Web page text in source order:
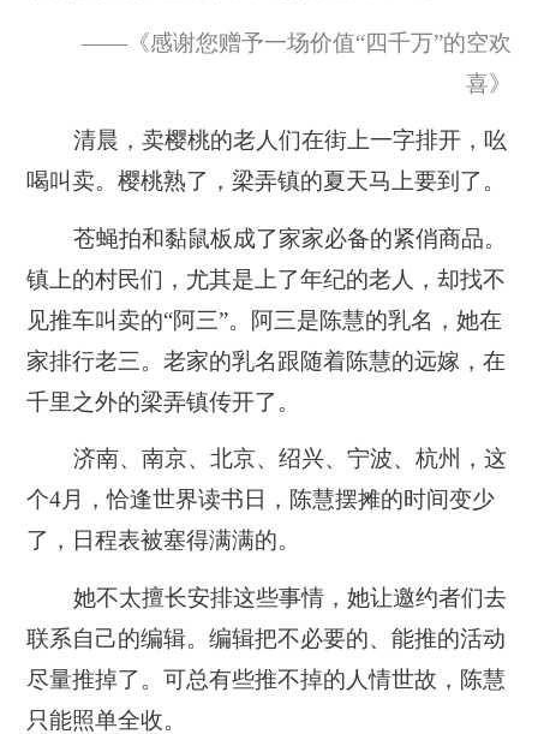
——《感谢您赠予一场价值“四千万”的空欢
喜》
清晨，卖樱桃的老人们在街上一字排开，吆
喝叫卖。樱桃熟了，梁弄镇的夏天马上要到了。
苍蝇拍和黏鼠板成了家家必备的紧俏商品。
镇上的村民们，尤其是上了年纪的老人，却找不
见推车叫卖的“阿三”。阿三是陈慧的乳名，她在
家排行老三。老家的乳名跟随着陈慧的远嫁，在
千里之外的梁弄镇传开了。
济南、南京、北京、绍兴、宁波、杭州，这
个4月，恰逢世界读书日，陈慧摆摊的时间变少
了，日程表被塞得满满的。
她不太擅长安排这些事情，她让邀约者们去
联系自己的编辑。编辑把不必要的、能推的活动
尽量推掉了。可总有些推不掉的人情世故，陈慧
只能照单全收。